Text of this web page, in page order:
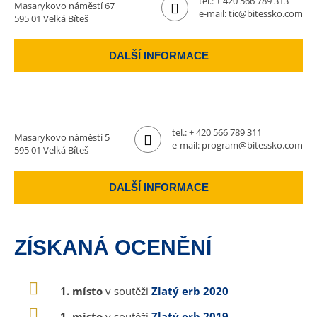
Masarykovo náměstí 67
595 01 Velká Bíteš
e-mail:tic@bitessko.com
DALŠÍ INFORMACE
Masarykovo náměstí 5
595 01 Velká Bíteš
tel.:+ 420 566 789 311
e-mail: program@bitessko.com
DALŠÍ INFORMACE
ZÍSKANÁ OCENĚNÍ
1. místo v soutěži Zlatý erb 2020